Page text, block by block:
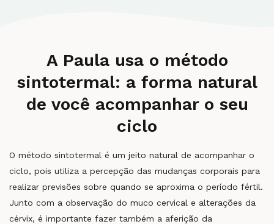
A Paula usa o método
sintotermal: a forma natural
de você acompanhar o seu
ciclo
O método sintotermal é um jeito natural de acompanhar o
ciclo, pois utiliza a percepção das mudanças corporais para
realizar previsões sobre quando se aproxima o período fértil.
Junto com a observação do muco cervical e alterações da
cérvix, é importante fazer também a aferição da